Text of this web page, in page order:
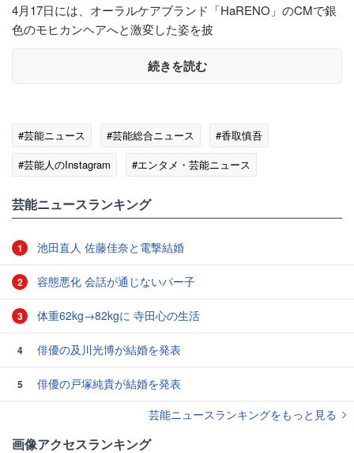
4月17日には、オーラルケアブランド「HaRENO」のCMで銀
色のモヒカンヘアへと激変した姿を披
続きを読む
#芸能ニュース #芸能総合ニュース
#香取慎吾
#芸能人のInstagram
#エンタメ・芸能ニュース
芸能ニュースランキング
1 池田直人 佐藤佳奈と電撃結婚
2 容態悪化 会話が通じないパー子
3 体重62kg→82kgに 寺田心の生活
4 俳優の及川光博が結婚を発表
5
俳優の戸塚純貴が結婚を発表
芸能ニュースランキングをもっと見る
画像アクセスランキング